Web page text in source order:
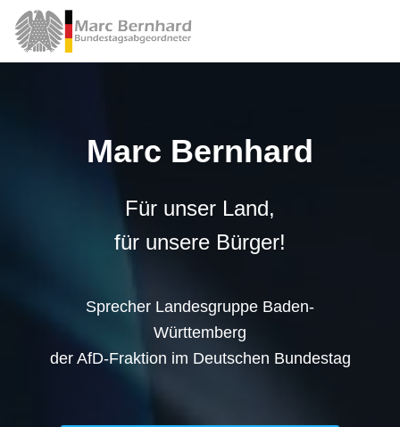
Marc Bernhard
Für unser Land,
für unsere Bürger!
Sprecher Landesgruppe Baden-
Württemberg
der AfD-Fraktion im Deutschen Bundestag